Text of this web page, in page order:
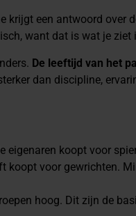
krijgt een antwoord over
want dat is wat je
De leeftijd van het
dan discipline,
eigenaren koopt voor
koopt voor gewrichten.
hoog. Dit zijn de